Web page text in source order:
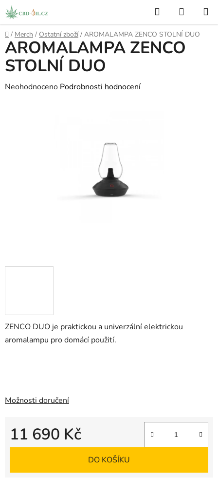
Přejít
na
obsah
Hledat
KOŠÍK
Domů
/ Merch / Ostatní zboží / AROMALAMPA ZENCO STOLNÍ DUO
ZENCO DUO je praktickou a univerzální elektrickou
aromalampu pro domácí použití.
Možnosti doručení
11 690 Kč
Měrná cena:
DO KOŠÍKU
AROMALAMPA ZENCO
STOLNÍ DUO
Průměrné
Neohodnoceno Podrobnosti hodnocení